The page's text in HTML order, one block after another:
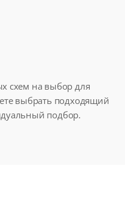
схем на выбор для
выбрать подходящий
подбор.